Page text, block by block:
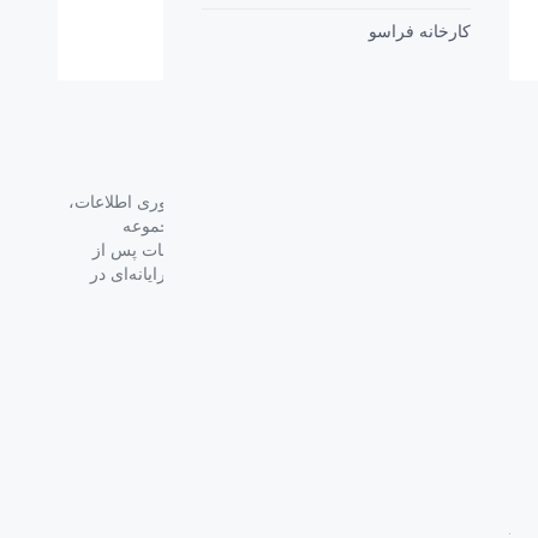
کارخانه فراسو
گارانتی:
گروه فراسو با بیش از 35 سال تجربه در حوزه فناوری اطلاعات،
شرکت اسپیرو را در سال 1389 به منظور ارائه مجموعه
گسترده‌ای از خدمات واردات، توزیع، فروش و خدمات پس از
فروش برای تمام محصولات مصرفی الکترونیک و رایانه‌ای در